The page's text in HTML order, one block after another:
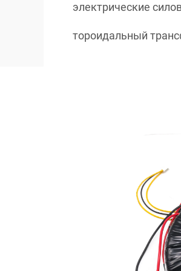
электрические
тороидальный